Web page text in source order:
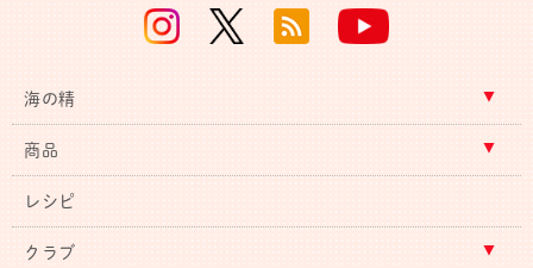
海の精
商品
レシピ
クラブ